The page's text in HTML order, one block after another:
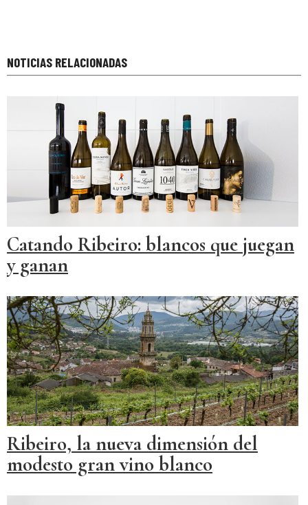
NOTICIAS RELACIONADAS
Catando Ribeiro: blancos que juegan
y ganan
Ribeiro, la nueva dimensión del
modesto gran vino blanco